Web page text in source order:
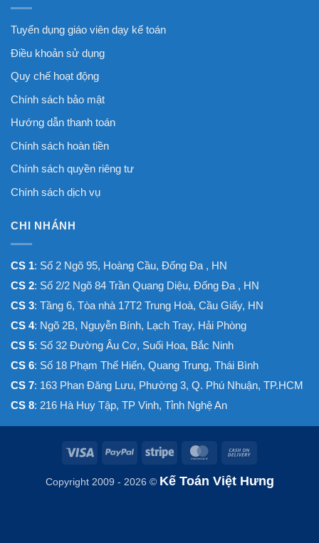
Tuyển dụng giáo viên dạy kế toán
Điều khoản sử dụng
Quy chế hoạt động
Chính sách bảo mật
Hướng dẫn thanh toán
Chính sách hoàn tiền
Chính sách quyền riêng tư
Chính sách dịch vụ
CHI NHÁNH
CS 1: Số 2 Ngõ 95, Hoàng Cầu, Đống Đa , HN
CS 2: Số 2/2 Ngõ 84 Trần Quang Diệu, Đống Đa , HN
CS 3: Tầng 6, Tòa nhà 17T2 Trung Hoà, Cầu Giấy, HN
CS 4: Ngõ 2B, Nguyễn Bính, Lạch Tray, Hải Phòng
CS 5: Số 32 Đường Âu Cơ, Suối Hoa, Bắc Ninh
CS 6: Số 18 Phạm Thế Hiển, Quang Trung, Thái Bình
CS 7: 163 Phan Đăng Lưu, Phường 3, Q. Phú Nhuận, TP.HCM
CS 8: 216 Hà Huy Tập, TP Vinh, Tỉnh Nghệ An
Visa PayPal Stripe MasterCard
Delivery
Copyright 2009 - 2026 © Kế Toán Việt Hưng